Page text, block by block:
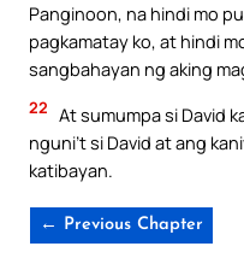
Panginoon, na hindi mo
pagkamatay ko, at hindi
sangbahayan ng aking
22 At sumumpa si David
nguni’t si David at ang
katibayan.
← Previous Chapter